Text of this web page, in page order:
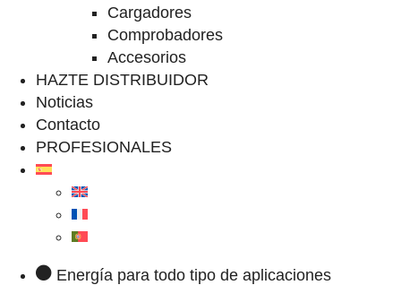
Cargadores
Comprobadores
Accesorios
HAZTE DISTRIBUIDOR
Noticias
Contacto
PROFESIONALES
Energía para todo tipo de aplicaciones